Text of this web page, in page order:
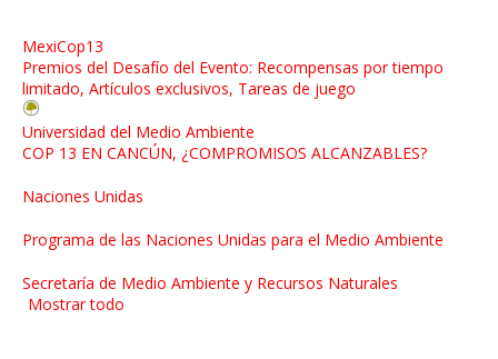
MexiCop13
Premios del Desafío del Evento: Recompensas por tiempo
limitado, Artículos exclusivos, Tareas de juego
Universidad del Medio Ambiente
COP 13 EN CANCÚN, ¿COMPROMISOS ALCANZABLES?
Naciones Unidas
Programa de las Naciones Unidas para el Medio Ambiente
Secretaría de Medio Ambiente y Recursos Naturales
Mostrar todo